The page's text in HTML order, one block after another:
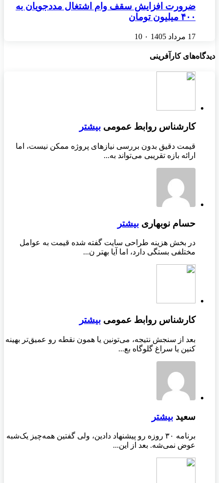
ضرورت افزایش سقف وام اشتغال مددجویان به
۴۰۰ میلیون تومان
17 مرداد 1405 ۰ 10
دیدگاه‌های کارآفرینی
کارشناس روابط عمومی بیشتر
قیمت دقیق بدون بررسی نیازهای پروژه ممکن نیست، اما
ارائه بازه تقریبی می‌تواند به...
حسام نوبهاری بیشتر
در بخش هزینه طراحی سایت گفته شده قیمت به عوامل
مختلفی بستگی دارد، اما آیا بهتر ن...
کارشناس روابط عمومی بیشتر
بعد از سنجش نتیجه، می‌تونین یا همون نقطه رو عمیق‌تر بهینه
کنین یا سراغ گلوگاه بع...
سعید بیشتر
برنامه ۳۰ روزه رو پیشنهاد دادین، ولی گفتین همه‌چیز یک‌شبه
عوض نمی‌شه. بعد از این...